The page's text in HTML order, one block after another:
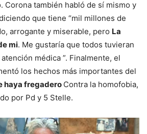
Corona también habló de sí mismo y
que tiene “mil millones de
arrogante y miserable, pero La
mi. Me gustaría que todos tuvieran
médica ”. Finalmente, el
los hechos más importantes del
haya fregadero Contra la homofobia,
por Pd y 5 Stelle.